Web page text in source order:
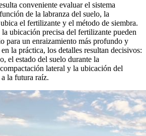
conveniente evaluar el sistema
de la labranza del suelo, la
el fertilizante y el método de siembra.
ubicación precisa del fertilizante pueden
para un enraizamiento más profundo y
la práctica, los detalles resultan decisivos:
el estado del suelo durante la
lateral y la ubicación del
la futura raíz.